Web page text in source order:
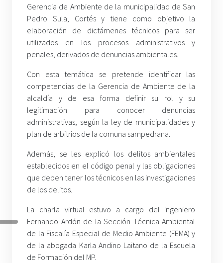
Gerencia de Ambiente de la municipalidad de San
Pedro Sula, Cortés y tiene como objetivo la
elaboración de dictámenes técnicos para ser
utilizados en los procesos administrativos y
penales, derivados de denuncias ambientales.
Con esta temática se pretende identificar las
competencias de la Gerencia de Ambiente de la
alcaldía y de esa forma definir su rol y su
legitimación para conocer denuncias
administrativas, según la ley de municipalidades y
plan de arbitrios de la comuna sampedrana.
Además, se les explicó los delitos ambientales
establecidos en el código penal y las obligaciones
que deben tener los técnicos en las investigaciones
de los delitos.
La charla virtual estuvo a cargo del ingeniero
Fernando Ardón de la Sección Técnica Ambiental
de la Fiscalía Especial de Medio Ambiente (FEMA) y
de la abogada Karla Andino Laitano de la Escuela
de Formación del MP.